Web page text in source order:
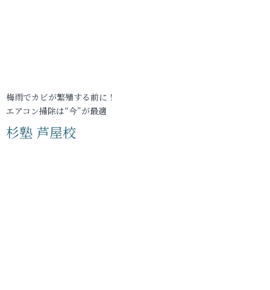
梅雨でカビが繁殖する前に！
エアコン掃除は“今”が最適
杉塾 芦屋校